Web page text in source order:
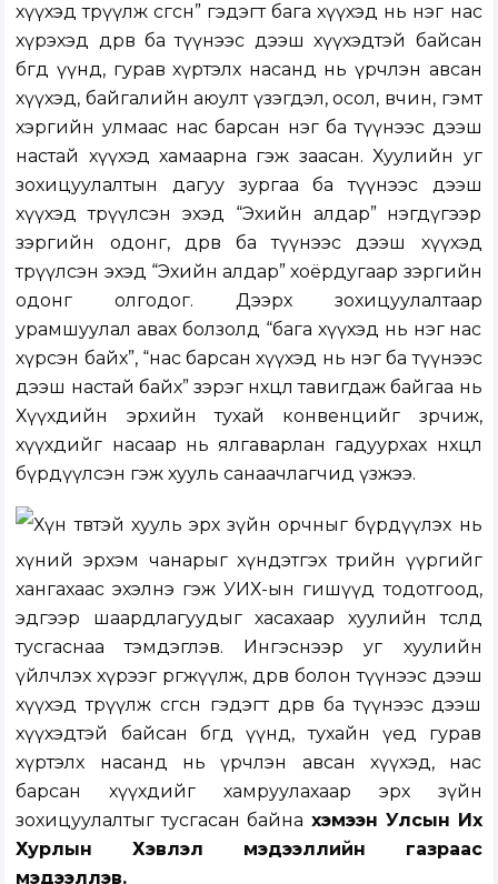
хүүхэд төрүүлж өсгөсөн” гэдэгт бага хүүхэд нь нэг нас
хүрэхэд дөрөв ба түүнээс дээш хүүхэдтэй байсан
бөгөөд үүнд, гурав хүртэлх насанд нь үрчлэн авсан
хүүхэд, байгалийн аюулт үзэгдэл, осол, өвчин, гэмт
хэргийн улмаас нас барсан нэг ба түүнээс дээш
настай хүүхэд хамаарна гэж заасан. Хуулийн уг
зохицуулалтын дагуу зургаа ба түүнээс дээш
хүүхэд төрүүлсэн эхэд “Эхийн алдар” нэгдүгээр
зэргийн одонг, дөрөв ба түүнээс дээш хүүхэд
төрүүлсэн эхэд “Эхийн алдар” хоёрдугаар зэргийн
одонг олгодог. Дээрх зохицуулалтаар
урамшуулал авах болзолд “бага хүүхэд нь нэг нас
хүрсэн байх”, “нас барсан хүүхэд нь нэг ба түүнээс
дээш настай байх” зэрэг нөхцөл тавигдаж байгаа нь
Хүүхдийн эрхийн тухай конвенцийг зөрчиж,
хүүхдийг насаар нь ялгаварлан гадуурхах нөхцөл
бүрдүүлсэн гэж хууль санаачлагчид үзжээ.
Хүн төвтэй хууль эрх зүйн орчныг бүрдүүлэх нь
хүний эрхэм чанарыг хүндэтгэх төрийн үүргийг
хангахаас эхэлнэ гэж УИХ-ын гишүүд тодотгоод,
эдгээр шаардлагуудыг хасахаар хуулийн төсөлд
тусгаснаа тэмдэглэв. Ингэснээр уг хуулийн
үйлчлэх хүрээг өргөжүүлж, дөрөв болон түүнээс дээш
хүүхэд төрүүлж өсгөсөн гэдэгт дөрөв ба түүнээс дээш
хүүхэдтэй байсан бөгөөд үүнд, тухайн үед гурав
хүртэлх насанд нь үрчлэн авсан хүүхэд, нас
барсан хүүхдийг хамруулахаар эрх зүйн
зохицуулалтыг тусгасан байна хэмээн Улсын Их
Хурлын Хэвлэл мэдээллийн газраас
мэдээллэв.